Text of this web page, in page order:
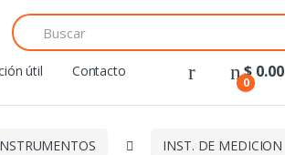
Search
for:
útil Contacto
0
$ 0.00
INST. DE MEDICION